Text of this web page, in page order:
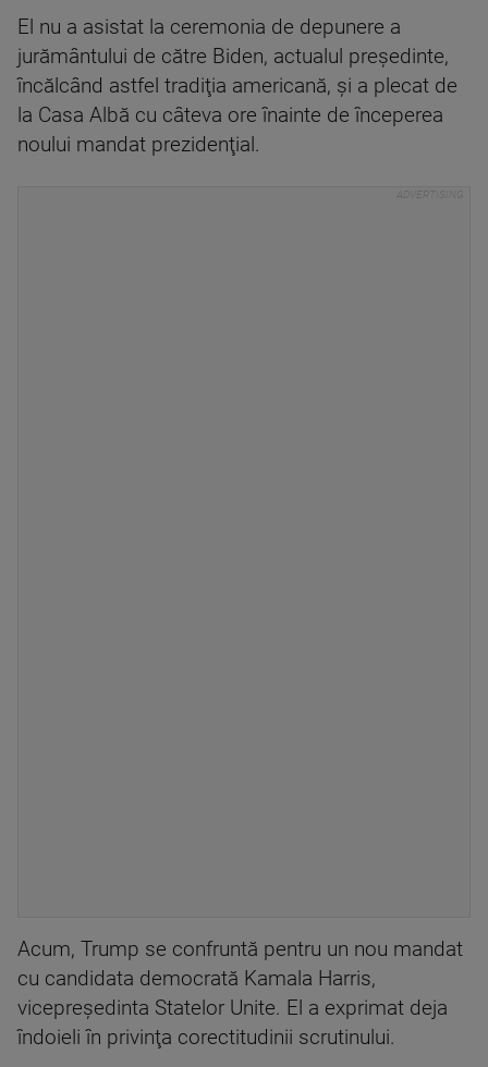
El nu a asistat la ceremonia de depunere a
jurământului de către Biden, actualul preşedinte,
încălcând astfel tradiţia americană, şi a plecat de
la Casa Albă cu câteva ore înainte de începerea
noului mandat prezidenţial.
Acum, Trump se confruntă pentru un nou mandat
cu candidata democrată Kamala Harris,
vicepreşedinta Statelor Unite. El a exprimat deja
îndoieli în privinţa corectitudinii scrutinului.